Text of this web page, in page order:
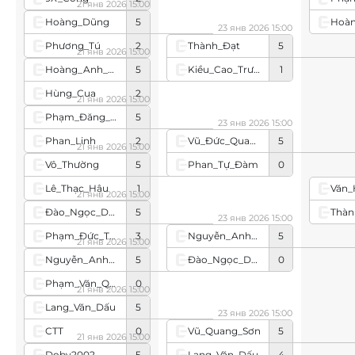
Hoàng_Dũng
5
Phương_Tú
2
21 янв 2026 15:00
Hoàng_Anh_Dũng
5
Hùng_Cua
2
21 янв 2026 15:00
Phạm_Đăng_Công
5
Phan_Linh
2
21 янв 2026 15:00
Vô_Thường
5
Lê_Thạc_Hậu
1
21 янв 2026 15:00
Đào_Ngọc_Dương
5
Phạm_Đức_Tâm
3
21 янв 2026 15:00
Nguyễn_Anh_Đông
5
Phạm_Văn_Quyền
0
21 янв 2026 15:00
Lang_Văn_Dấu
5
CTT
0
21 янв 2026 15:00
21 янв 2026 15:00
Thành_Đạt
5
Kiều_Cao_Trường
1
23 янв 2026 15:00
Vũ_Đức_Quang
5
Phan_Tự_Đàm
0
23 янв 2026 15:00
Nguyễn_Anh_Đông
5
Đào_Ngọc_Dương
0
23 янв 2026 15:00
Vũ_Quang_Sơn
5
23 янв 2026 15:00